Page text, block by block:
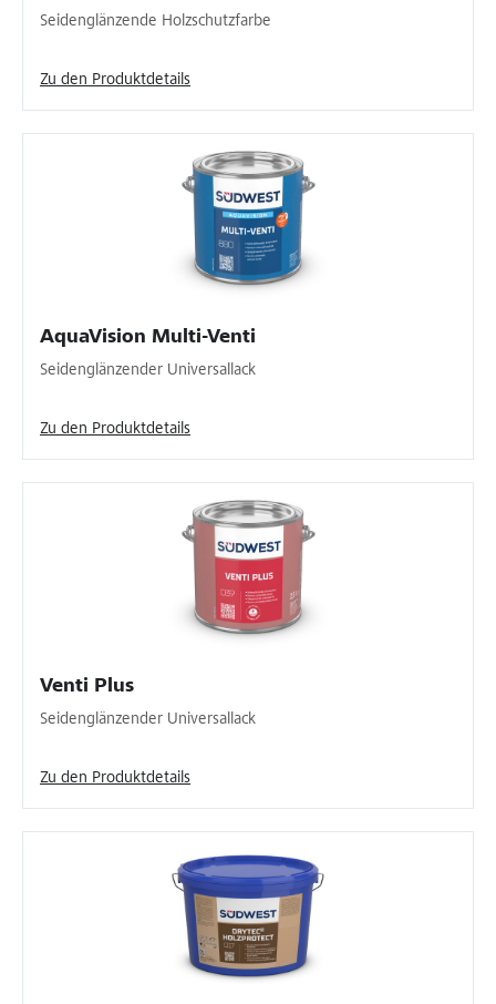
Seidenglänzende Holzschutzfarbe
Zu den Produktdetails
AquaVision Multi-Venti
Seidenglänzender Universallack
Zu den Produktdetails
Venti Plus
Seidenglänzender Universallack
Zu den Produktdetails